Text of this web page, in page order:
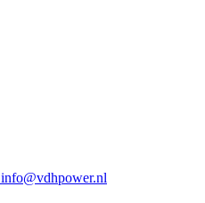
info@vdhpower.nl